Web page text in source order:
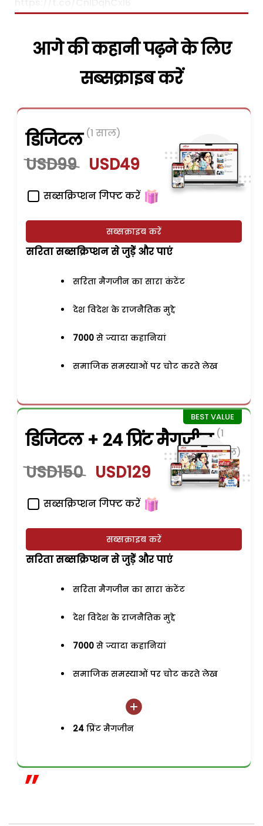
आगे की कहानी पढ़ने के लिए
सब्सक्राइब करें
डिजिटल (1 साल)
USD99 USD49
सब्सक्रिप्शन गिफ्ट करें
सब्सक्राइब करें
सरिता सब्सक्रिप्शन से जुड़ेें और पाएं
सरिता मैगजीन का सारा कंटेंट
देश विदेश के राजनैतिक मुद्दे
7000से ज्यादा कहानियां
समाजिक समस्याओं पर चोट करते लेख
डिजिटल + 24 प्रिंट मैगजीन (1
साल)
USD150 USD129
सब्सक्रिप्शन गिफ्ट करें
सब्सक्राइब करें
सरिता सब्सक्रिप्शन से जुड़ेें और पाएं
सरिता मैगजीन का सारा कंटेंट
देश विदेश के राजनैतिक मुद्दे
7000से ज्यादा कहानियां
समाजिक समस्याओं पर चोट करते लेख
24प्रिंट मैगजीन